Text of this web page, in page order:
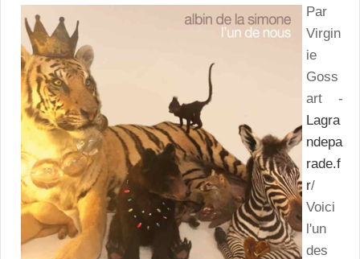
Par
Virgin
ie
Goss
art -
Lagra
ndepa
rade.f
r/
Voici
l'un
des